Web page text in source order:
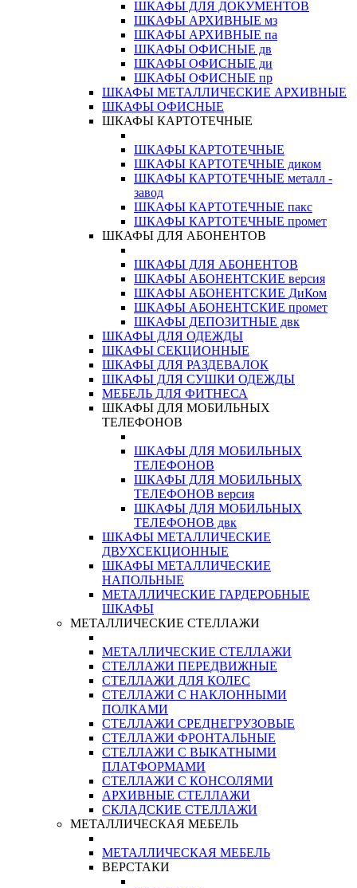
ШКАФЫ ДЛЯ ДОКУМЕНТОВ
ШКАФЫ АРХИВНЫЕ мз
ШКАФЫ АРХИВНЫЕ па
ШКАФЫ ОФИСНЫЕ дв
ШКАФЫ ОФИСНЫЕ ди
ШКАФЫ ОФИСНЫЕ пр
ШКАФЫ МЕТАЛЛИЧЕСКИЕ АРХИВНЫЕ
ШКАФЫ ОФИСНЫЕ
ШКАФЫ КАРТОТЕЧНЫЕ
ШКАФЫ КАРТОТЕЧНЫЕ
ШКАФЫ КАРТОТЕЧНЫЕ диком
ШКАФЫ КАРТОТЕЧНЫЕ металл -
завод
ШКАФЫ КАРТОТЕЧНЫЕ пакс
ШКАФЫ КАРТОТЕЧНЫЕ промет
ШКАФЫ ДЛЯ АБОНЕНТОВ
ШКАФЫ ДЛЯ АБОНЕНТОВ
ШКАФЫ АБОНЕНТСКИЕ версия
ШКАФЫ АБОНЕНТСКИЕ ДиКом
ШКАФЫ АБОНЕНТСКИЕ промет
ШКАФЫ ДЕПОЗИТНЫЕ двк
ШКАФЫ ДЛЯ ОДЕЖДЫ
ШКАФЫ СЕКЦИОННЫЕ
ШКАФЫ ДЛЯ РАЗДЕВАЛОК
ШКАФЫ ДЛЯ СУШКИ ОДЕЖДЫ
МЕБЕЛЬ ДЛЯ ФИТНЕСА
ШКАФЫ ДЛЯ МОБИЛЬНЫХ
ТЕЛЕФОНОВ
ШКАФЫ ДЛЯ МОБИЛЬНЫХ
ТЕЛЕФОНОВ
ШКАФЫ ДЛЯ МОБИЛЬНЫХ
ТЕЛЕФОНОВ версия
ШКАФЫ ДЛЯ МОБИЛЬНЫХ
ТЕЛЕФОНОВ двк
ШКАФЫ МЕТАЛЛИЧЕСКИЕ
ДВУХСЕКЦИОННЫЕ
ШКАФЫ МЕТАЛЛИЧЕСКИЕ
НАПОЛЬНЫЕ
МЕТАЛЛИЧЕСКИЕ ГАРДЕРОБНЫЕ
ШКАФЫ
МЕТАЛЛИЧЕСКИЕ СТЕЛЛАЖИ
МЕТАЛЛИЧЕСКИЕ СТЕЛЛАЖИ
СТЕЛЛАЖИ ПЕРЕДВИЖНЫЕ
СТЕЛЛАЖИ ДЛЯ КОЛЕС
СТЕЛЛАЖИ С НАКЛОННЫМИ
ПОЛКАМИ
СТЕЛЛАЖИ СРЕДНЕГРУЗОВЫЕ
СТЕЛЛАЖИ ФРОНТАЛЬНЫЕ
СТЕЛЛАЖИ С ВЫКАТНЫМИ
ПЛАТФОРМАМИ
СТЕЛЛАЖИ С КОНСОЛЯМИ
АРХИВНЫЕ СТЕЛЛАЖИ
СКЛАДСКИЕ СТЕЛЛАЖИ
МЕТАЛЛИЧЕСКАЯ МЕБЕЛЬ
МЕТАЛЛИЧЕСКАЯ МЕБЕЛЬ
ВЕРСТАКИ